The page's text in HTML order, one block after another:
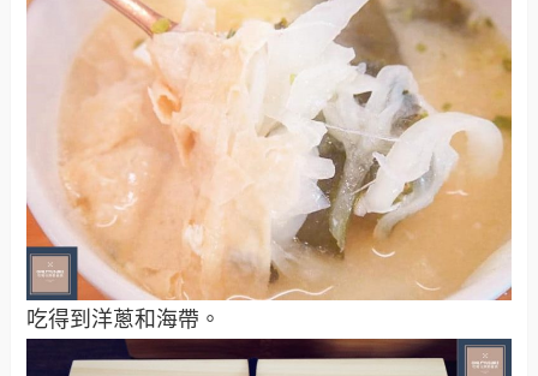
吃得到洋蔥和海帶。